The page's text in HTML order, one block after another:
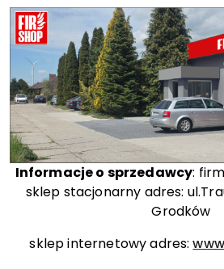
Informacje o sprzedawcy:
sklep stacjonarny adres:
Grodków
sklep internetowy adres: